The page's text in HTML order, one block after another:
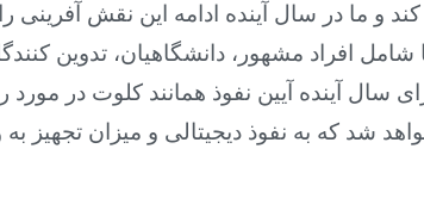
و ما در سال آینده ادامه این نقش آفرینی
شامل افراد مشهور، دانشگاهیان، تدوین
سال آینده آیین نفوذ همانند کلوت در مورد
شد که به نفوذ دیجیتالی و میزان تجهیز